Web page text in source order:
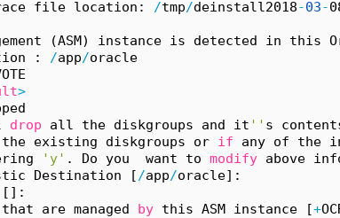
file location: /tmp/deinstall2018-03-
(ASM) instance is detected in this
: /app/oracle
>
drop all the diskgroups and it '' s
existing diskgroups or if any of the
'y' . Do you  want to modify above
Destination [/app/oracle]:
[]:
are managed by this ASM instance [+